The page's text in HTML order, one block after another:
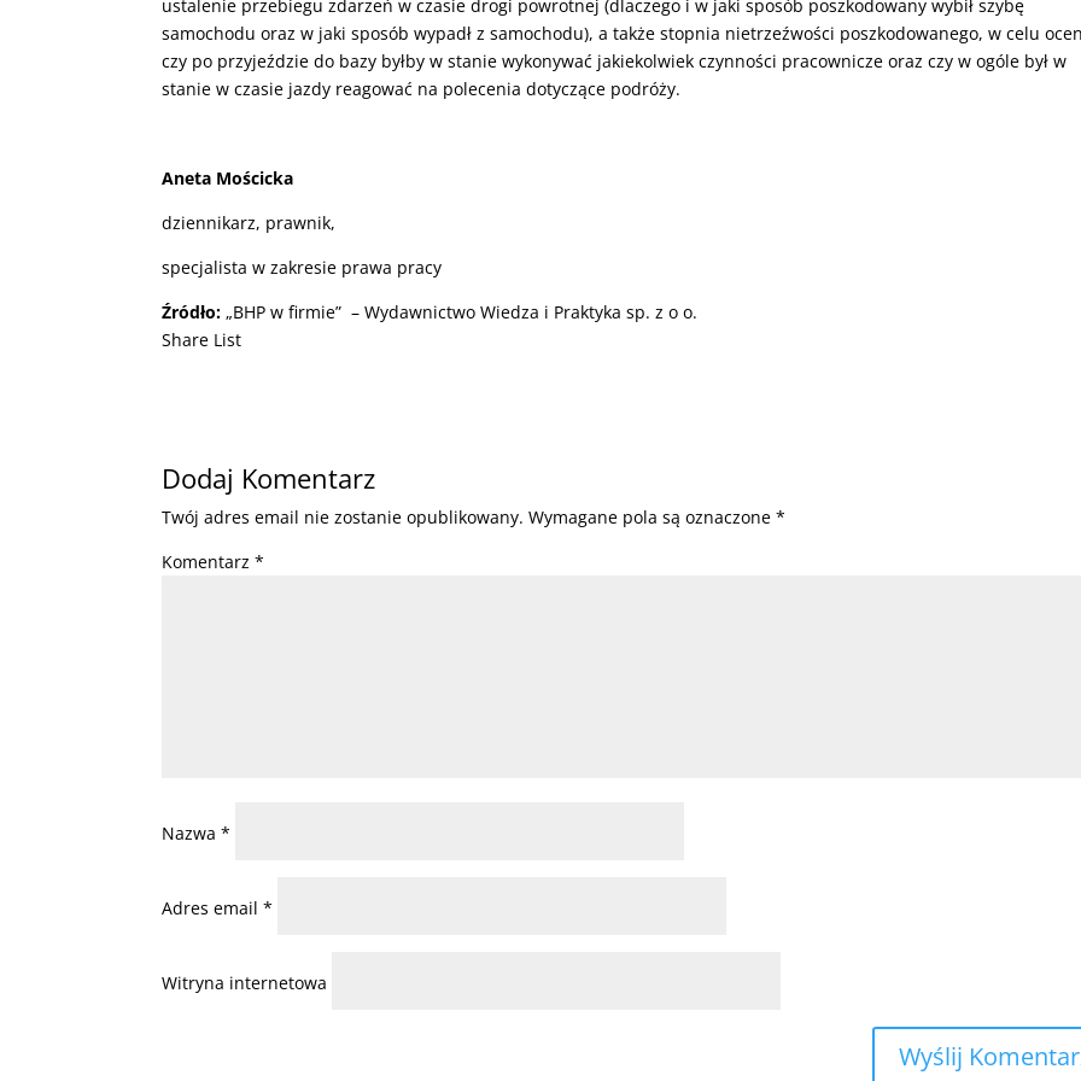
ustalenie przebiegu zdarzeń w czasie drogi powrotnej (dlaczego i w jaki sposób poszkodowany wybił szybę
samochodu oraz w jaki sposób wypadł z samochodu), a także stopnia nietrzeźwości poszkodowanego, w celu
czy po przyjeździe do bazy byłby w stanie wykonywać jakiekolwiek czynności pracownicze oraz czy w ogóle był w
stanie w czasie jazdy reagować na polecenia dotyczące podróży.
Aneta Mościcka
dziennikarz, prawnik,
specjalista w zakresie prawa pracy
Źródło: „BHP w firmie” – Wydawnictwo Wiedza i Praktyka sp. z o o.
Share List
Dodaj Komentarz
Twój adres email nie zostanie opublikowany. Wymagane pola są oznaczone*
Komentarz*
Nazwa*
Adres email*
Witryna internetowa